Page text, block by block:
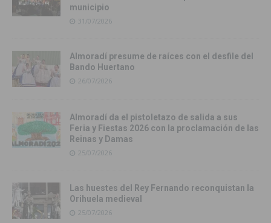
municipio
31/07/2026
Almoradí presume de raíces con el desfile del
Bando Huertano
26/07/2026
Almoradí da el pistoletazo de salida a sus
Feria y Fiestas 2026 con la proclamación de las
Reinas y Damas
25/07/2026
Las huestes del Rey Fernando reconquistan la
Orihuela medieval
25/07/2026